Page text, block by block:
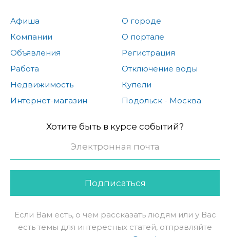
Афиша
Компании
Объявления
Работа
Недвижимость
Интернет-магазин
О городе
О портале
Регистрация
Отключение воды
Купели
Подольск - Москва
Хотите быть в курсе событий?
Подписаться
Если Вам есть, о чем рассказать людям или у Вас
есть темы для интересных статей, отправляйте